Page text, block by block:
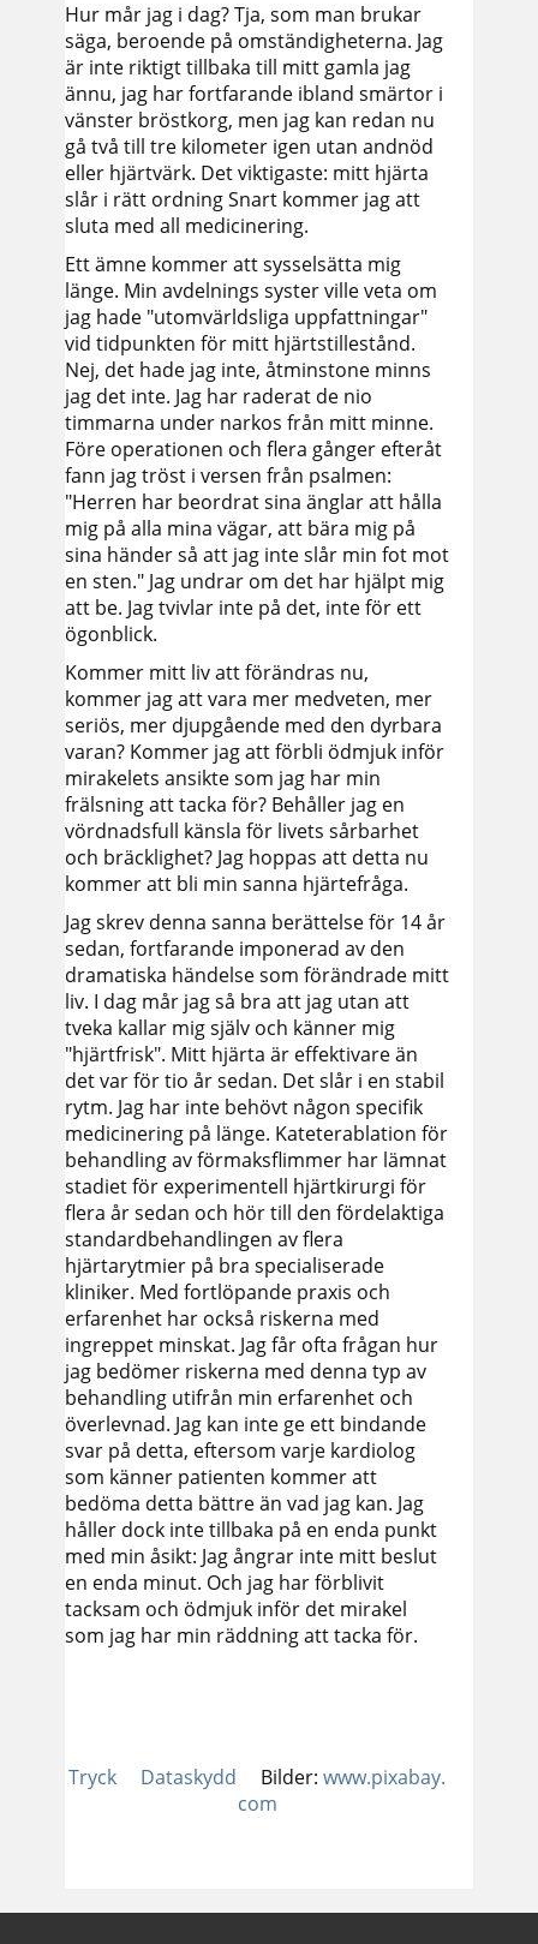
Hur mår jag i dag? Tja, som man brukar
säga, beroende på omständigheterna. Jag
är inte riktigt tillbaka till mitt gamla jag
ännu, jag har fortfarande ibland smärtor i
vänster bröstkorg, men jag kan redan nu
gå två till tre kilometer igen utan andnöd
eller hjärtvärk. Det viktigaste: mitt hjärta
slår i rätt ordning Snart kommer jag att
sluta med all medicinering.
Ett ämne kommer att sysselsätta mig
länge. Min avdelnings syster ville veta om
jag hade "utomvärldsliga uppfattningar"
vid tidpunkten för mitt hjärtstillestånd.
Nej, det hade jag inte, åtminstone minns
jag det inte. Jag har raderat de nio
timmarna under narkos från mitt minne.
Före operationen och flera gånger efteråt
fann jag tröst i versen från psalmen:
"Herren har beordrat sina änglar att hålla
mig på alla mina vägar, att bära mig på
sina händer så att jag inte slår min fot mot
en sten." Jag undrar om det har hjälpt mig
att be. Jag tvivlar inte på det, inte för ett
ögonblick.
Kommer mitt liv att förändras nu,
kommer jag att vara mer medveten, mer
seriös, mer djupgående med den dyrbara
varan? Kommer jag att förbli ödmjuk inför
mirakelets ansikte som jag har min
frälsning att tacka för? Behåller jag en
vördnadsfull känsla för livets sårbarhet
och bräcklighet? Jag hoppas att detta nu
kommer att bli min sanna hjärtefråga.
Jag skrev denna sanna berättelse för 14 år
sedan, fortfarande imponerad av den
dramatiska händelse som förändrade mitt
liv. I dag mår jag så bra att jag utan att
tveka kallar mig själv och känner mig
"hjärtfrisk". Mitt hjärta är effektivare än
det var för tio år sedan. Det slår i en stabil
rytm. Jag har inte behövt någon specifik
medicinering på länge. Kateterablation för
behandling av förmaksflimmer har lämnat
stadiet för experimentell hjärtkirurgi för
flera år sedan och hör till den fördelaktiga
standardbehandlingen av flera
hjärtarytmier på bra specialiserade
kliniker. Med fortlöpande praxis och
erfarenhet har också riskerna med
ingreppet minskat. Jag får ofta frågan hur
jag bedömer riskerna med denna typ av
behandling utifrån min erfarenhet och
överlevnad. Jag kan inte ge ett bindande
svar på detta, eftersom varje kardiolog
som känner patienten kommer att
bedöma detta bättre än vad jag kan. Jag
håller dock inte tillbaka på en enda punkt
med min åsikt: Jag ångrar inte mitt beslut
en enda minut. Och jag har förblivit
tacksam och ödmjuk inför det mirakel
som jag har min räddning att tacka för.
Tryck Dataskydd Bilder: www.pixabay.
com